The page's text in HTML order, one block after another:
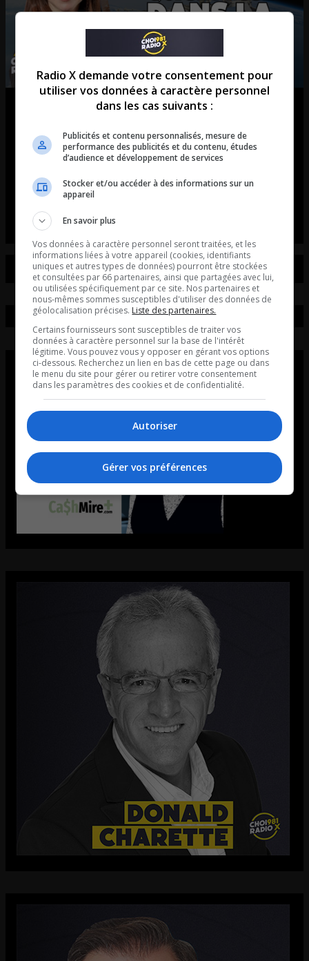
Marie-Michèle Limoges: Un
Canadien retourne sur la Station
Spatiale!
Entrevue avec Marie-Michèle Limoges du
Cosmodome de Laval.
Radio X demande votre consentement pour
utiliser vos données à caractère personnel
dans les cas suivants :
Publicités et contenu personnalisés, mesure de
performance des publicités et du contenu, études
d’audience et développement de services
Stocker et/ou accéder à des informations sur un
appareil
En savoir plus
Vos données à caractère personnel seront traitées, et les
informations liées à votre appareil (cookies, identifiants
uniques et autres types de données) pourront être stockées
et consultées par 66 partenaires, ainsi que partagées avec lui,
ou utilisées spécifiquement par ce site. Nos partenaires et
nous-mêmes sommes susceptibles d'utiliser des données de
géolocalisation précises. Liste des partenaires.
Certains fournisseurs sont susceptibles de traiter vos
données à caractère personnel sur la base de l'intérêt
légitime. Vous pouvez vous y opposer en gérant vos options
ci-dessous. Recherchez un lien en bas de cette page ou dans
le menu du site pour gérer ou retirer votre consentement
dans les paramètres des cookies et de confidentialité.
Autoriser
Gérer vos préférences